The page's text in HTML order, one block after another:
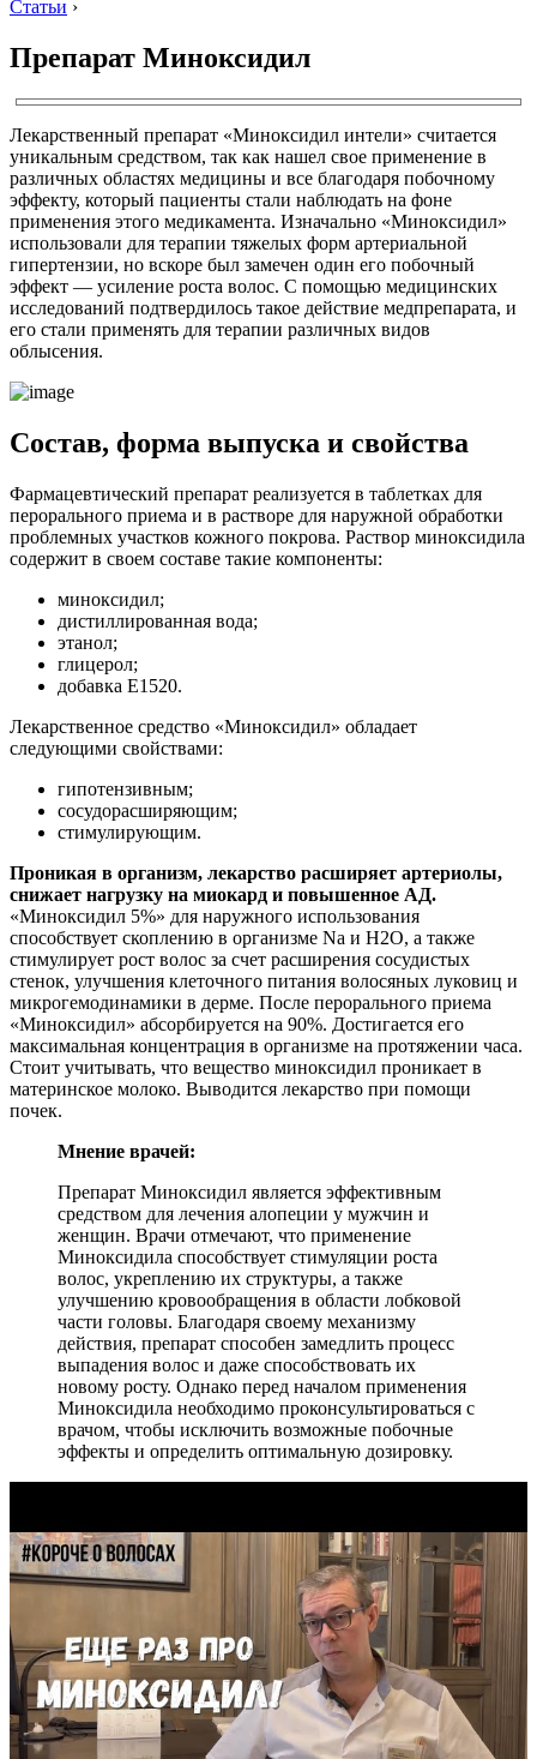
Статьи ›
Препарат Миноксидил
Лекарственный препарат «Миноксидил интели» считается
уникальным средством, так как нашел свое применение в
различных областях медицины и все благодаря побочному
эффекту, который пациенты стали наблюдать на фоне
применения этого медикамента. Изначально «Миноксидил»
использовали для терапии тяжелых форм артериальной
гипертензии, но вскоре был замечен один его побочный
эффект — усиление роста волос. С помощью медицинских
исследований подтвердилось такое действие медпрепарата, и
его стали применять для терапии различных видов
облысения.
Состав, форма выпуска и свойства
Фармацевтический препарат реализуется в таблетках для
перорального приема и в растворе для наружной обработки
проблемных участков кожного покрова. Раствор миноксидила
содержит в своем составе такие компоненты:
миноксидил;
дистиллированная вода;
этанол;
глицерол;
добавка Е1520.
Лекарственное средство «Миноксидил» обладает
следующими свойствами:
гипотензивным;
сосудорасширяющим;
стимулирующим.
Проникая в организм, лекарство расширяет артериолы,
снижает нагрузку на миокард и повышенное АД.
«Миноксидил 5%» для наружного использования
способствует скоплению в организме Na и H2O, а также
стимулирует рост волос за счет расширения сосудистых
стенок, улучшения клеточного питания волосяных луковиц и
микрогемодинамики в дерме. После перорального приема
«Миноксидил» абсорбируется на 90%. Достигается его
максимальная концентрация в организме на протяжении часа.
Стоит учитывать, что вещество миноксидил проникает в
материнское молоко. Выводится лекарство при помощи
почек.
Мнение врачей:
Препарат Миноксидил является эффективным
средством для лечения алопеции у мужчин и
женщин. Врачи отмечают, что применение
Миноксидила способствует стимуляции роста
волос, укреплению их структуры, а также
улучшению кровообращения в области лобковой
части головы. Благодаря своему механизму
действия, препарат способен замедлить процесс
выпадения волос и даже способствовать их
новому росту. Однако перед началом применения
Миноксидила необходимо проконсультироваться с
врачом, чтобы исключить возможные побочные
эффекты и определить оптимальную дозировку.